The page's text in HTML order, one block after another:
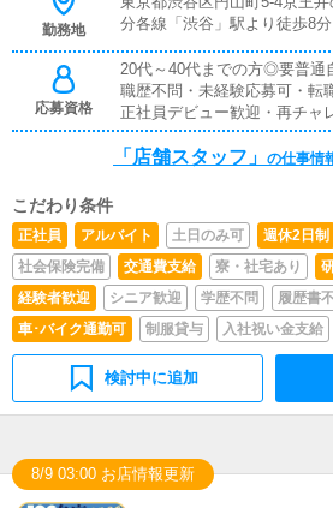
勤務地
分各線「渋谷」駅より徒歩8分
応募資格
20代～40代までの方◎要普通
職歴不問・未経験応募可・転
正社員デビュー歓迎・再チ
遇。これまでに売上を上げた
す。
「店舗スタッフ」 の仕事情
こだわり条件
正社員 アルバイト 土日のみ可 週休2日制
社会保険完備
交通費支給 寮・社宅あり
経験者歓迎
シニア歓迎 学歴不問 履歴書
車･バイク通勤可
制服貸与 入社祝い金支給
検討中に追加
8/9 03:00 お店情報更新